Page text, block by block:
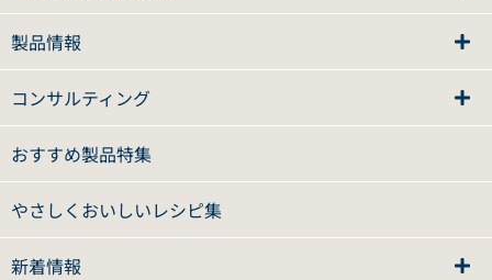
製品情報
コンサルティング
おすすめ製品特集
やさしくおいしいレシピ集
新着情報